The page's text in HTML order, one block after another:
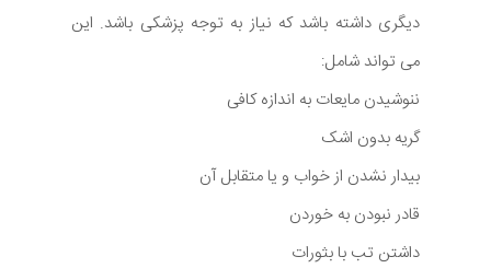
دیگری داشته باشد که نیاز به توجه پزشکی باشد. این
می تواند شامل:
ننوشیدن مایعات به اندازه کافی
گریه بدون اشک
بیدار نشدن از خواب و یا متقابل آن
قادر نبودن به خوردن
داشتن تب با بثورات